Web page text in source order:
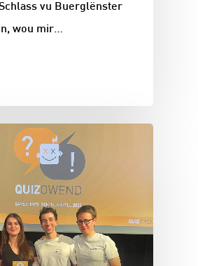
vu Buerglënster
wou mir…